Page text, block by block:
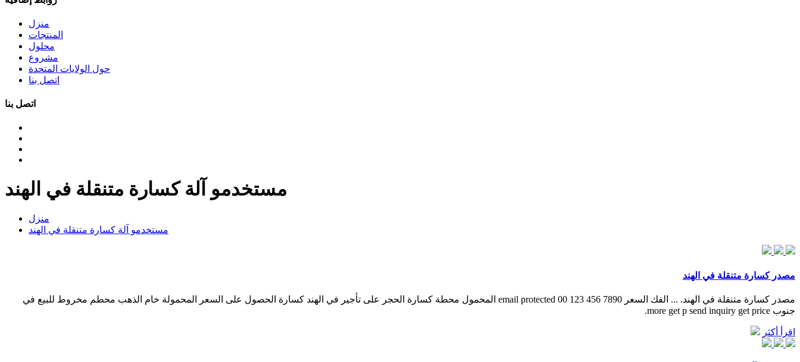
منزل
المنتجات
محلول
مشروع
حول الولايات المتحدة
اتصل بنا
اتصل بنا
مستخدمو آلة كسارة متنقلة في الهند
منزل
مستخدمو آلة كسارة متنقلة في الهند
مصدر كسارة متنقلة في الهند
مصدر كسارة متنقلة في الهند. ... الفك السعر email protected 00 123 456 7890 المحمول محطة كسارة الحجر على تأجير في الهند كسارة الحصول على السعر المحمولة خام الذهب محطم مخروط للبيع في
جنوب more get p send inquiry get price.
اقرأ أكثر